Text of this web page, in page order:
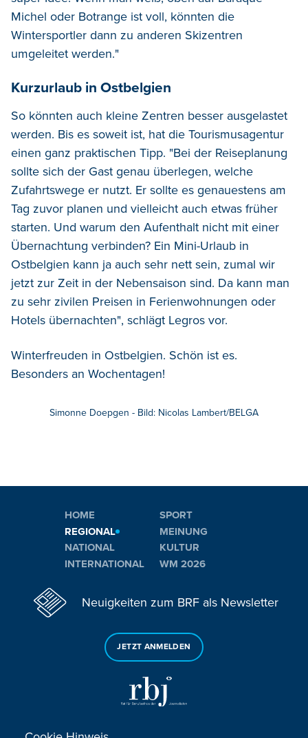
Michel oder Botrange ist voll, könnten die
Wintersportler dann zu anderen Skizentren
umgeleitet werden."
Kurzurlaub in Ostbelgien
So könnten auch kleine Zentren besser ausgelastet
werden. Bis es soweit ist, hat die Tourismusagentur
einen ganz praktischen Tipp. "Bei der Reiseplanung
sollte sich der Gast genau überlegen, welche
Zufahrtswege er nutzt. Er sollte es genauestens am
Tag zuvor planen und vielleicht auch etwas früher
starten. Und warum den Aufenthalt nicht mit einer
Übernachtung verbinden? Ein Mini-Urlaub in
Ostbelgien kann ja auch sehr nett sein, zumal wir
jetzt zur Zeit in der Nebensaison sind. Da kann man
zu sehr zivilen Preisen in Ferienwohnungen oder
Hotels übernachten", schlägt Legros vor.
Winterfreuden in Ostbelgien. Schön ist es.
Besonders an Wochentagen!
Simonne Doepgen - Bild: Nicolas Lambert/BELGA
HOME
REGIONAL
NATIONAL
INTERNATIONAL
SPORT
MEINUNG
KULTUR
WM 2026
Neuigkeiten zum BRF als Newsletter
JETZT ANMELDEN